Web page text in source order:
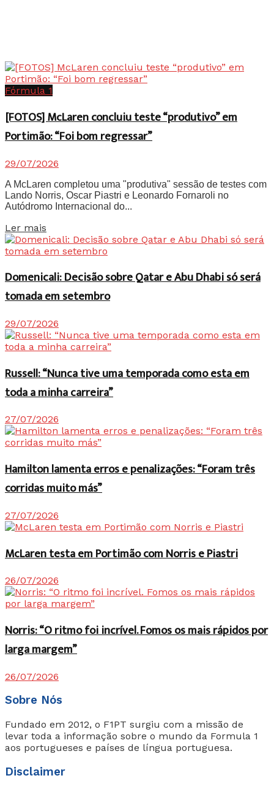
Fórmula 1
[FOTOS] McLaren concluiu teste “produtivo” em
Portimão: “Foi bom regressar”
29/07/2026
A McLaren completou uma "produtiva" sessão de testes com
Lando Norris, Oscar Piastri e Leonardo Fornaroli no
Autódromo Internacional do...
Ler mais
Domenicali: Decisão sobre Qatar e Abu Dhabi só será
tomada em setembro
29/07/2026
Russell: “Nunca tive uma temporada como esta em
toda a minha carreira”
27/07/2026
Hamilton lamenta erros e penalizações: “Foram três
corridas muito más”
27/07/2026
McLaren testa em Portimão com Norris e Piastri
26/07/2026
Norris: “O ritmo foi incrível. Fomos os mais rápidos por
larga margem”
26/07/2026
Sobre Nós
Fundado em 2012, o F1PT surgiu com a missão de
levar toda a informação sobre o mundo da Formula 1
aos portugueses e países de língua portuguesa.
Disclaimer